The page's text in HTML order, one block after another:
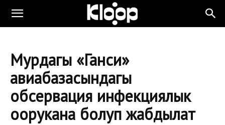
Мурдагы «Ганси»
авиабазасындагы
обсервация инфекциялык
оорукана болуп жабдылат